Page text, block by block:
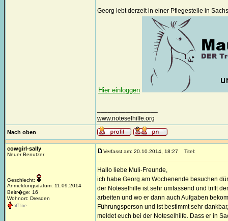
Georg lebt derzeit in einer Pflegestelle in
Hier einloggen
www.noteselhilfe.org
Nach oben
cowgirl-sally
Neuer Benutzer
Geschlecht:
Anmeldungsdatum: 11.09.2014
Beitr�ge: 16
Wohnort: Dresden
Verfasst am: 20.10.2014, 18:27 Titel:
Hallo liebe Muli-Freunde,
ich habe Georg am Wochenende besuchen
der Noteselhilfe ist sehr umfassend und trifft
arbeiten und wo er dann auch Aufgaben
Führungsperson und ist bestimmt sehr
meldet euch bei der Noteselhilfe. Dass er in